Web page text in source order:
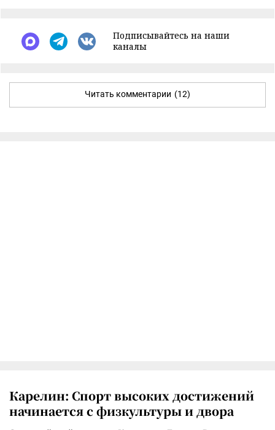
Подписывайтесь на наши
каналы
Читать комментарии (12)
Карелин: Спорт высоких достижений
начинается с физкультуры и двора